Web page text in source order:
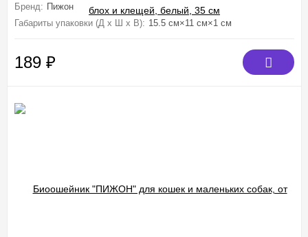
Бренд: Пижон
Габариты упаковки (Д х Ш х В): 15.5 см×11 см×1 см
189 ₽